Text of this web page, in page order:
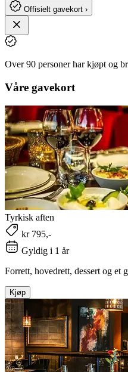
Offisielt gavekort ›
Over 90 personer har kjøpt og
Våre gavekort
Tyrkisk aften
kr 795,-
Gyldig i 1 år
Forrett, hovedrett, dessert og et
Kjøp